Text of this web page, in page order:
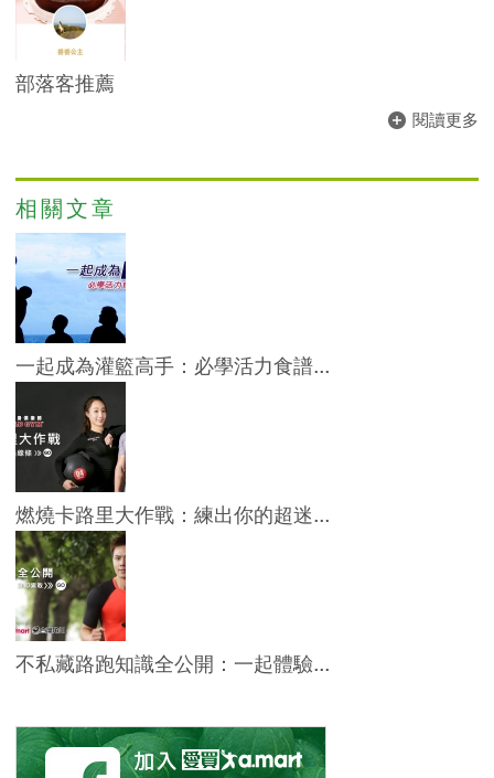
部落客推薦
閱讀更多
相關文章
一起成為灌籃高手：必學活力食譜...
燃燒卡路里大作戰：練出你的超迷...
不私藏路跑知識全公開：一起體驗...